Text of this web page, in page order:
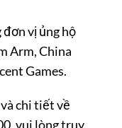
vị ủng hộ
Arm, China
Games.
chi tiết về
vui lòng truy